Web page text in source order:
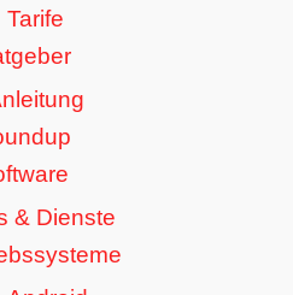
Tarife
& Dienste